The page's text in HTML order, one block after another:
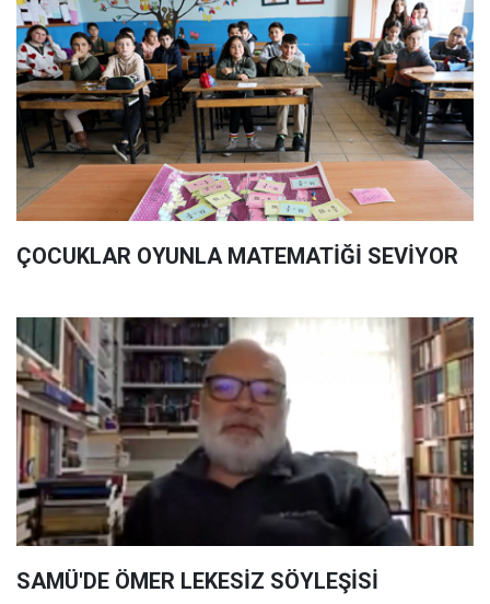
ÇOCUKLAR OYUNLA MATEMATİĞİ SEVİYOR
SAMÜ'DE ÖMER LEKESİZ SÖYLEŞİSİ